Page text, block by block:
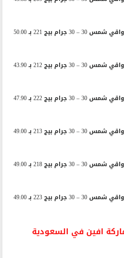
افين في السعودية